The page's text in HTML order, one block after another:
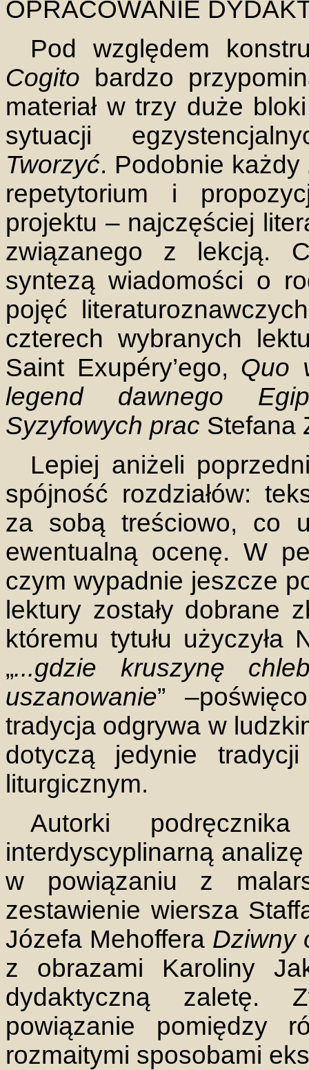
OPRACOWANIE
Pod względem
Cogito bardzo
materiał w trzy duże
sytuacji
Tworzyć. Podobnie każdy
repetytorium i
projektu – najczęściej
związanego z lekcją.
syntezą wiadomości o
pojęć
czterech wybranych
Saint Exupéry’ego, Quo
legend dawnego
Syzyfowych prac Stefana
Lepiej aniżeli
spójność rozdziałów:
za sobą treściowo, co
ewentualną ocenę. W
czym wypadnie jeszcze
lektury zostały dobrane
któremu tytułu użyczyła
„...gdzie kruszynę
uszanowanie”
tradycja odgrywa w
dotyczą jedynie
liturgicznym.
Autorki
interdyscyplinarną
w powiązaniu z
zestawienie wiersza
Józefa Mehoffera Dziwny
z obrazami Karoliny
dydaktyczną zaletę.
powiązanie pomiędzy
rozmaitymi sposobami